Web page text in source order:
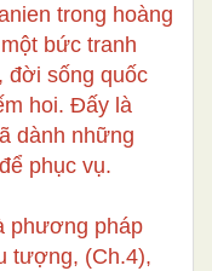
trong hoàng
bức tranh
đời sống quốc
hoi. Đấy là
dành những
phục vụ.
phương pháp
tượng, (Ch.4),